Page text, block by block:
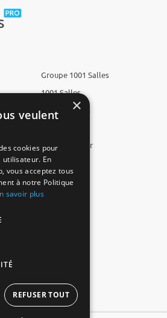
Groupe 1001 Salles
1001 Salles
1001 Traiteurs
Reserverunbar
MP2
×
veulent
cookies pour
En
vous acceptez tous
à notre Politique
savoir plus
REFUSER TOUT